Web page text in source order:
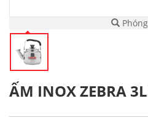
ẤM INOX ZEBRA